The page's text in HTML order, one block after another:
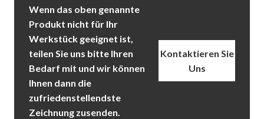
Wenn das oben genannte
Produkt nicht für Ihr
Werkstück geeignet ist,
teilen Sie uns bitte Ihren
Bedarf mit und wir können
Ihnen dann die
zufriedenstellendste
Zeichnung zusenden.
Kontaktieren Sie
Uns